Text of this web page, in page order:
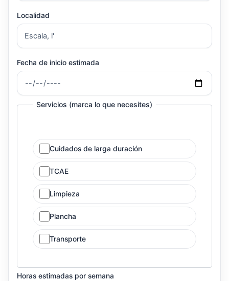
Localidad
Fecha de inicio estimada
Servicios (marca lo que necesites)
Cuidados de larga duración
TCAE
Limpieza
Plancha
Transporte
Horas estimadas por semana